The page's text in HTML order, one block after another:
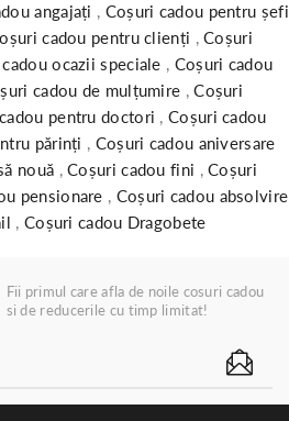
angajați , Coșuri cadou pentru șefi
cadou pentru clienți ,Coșuri
ocazii speciale , Coșuri cadou
cadou de mulțumire ,Coșuri
pentru doctori ,Coșuri cadou
părinți , Coșuri cadou aniversare
nouă ,Coșuri cadou fini ,Coșuri
pensionare , Coșuri cadou absolvire
, Coșuri cadou Dragobete
Fii primul care afla de noile cosuri cadou
si de reducerile cu timp limitat!